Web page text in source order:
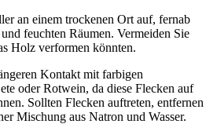
an einem trockenen Ort auf, fernab
feuchten Räumen. Vermeiden Sie
Holz verformen könnten.
Kontakt mit farbigen
oder Rotwein, da diese Flecken auf
Sollten Flecken auftreten, entfernen
Mischung aus Natron und Wasser.